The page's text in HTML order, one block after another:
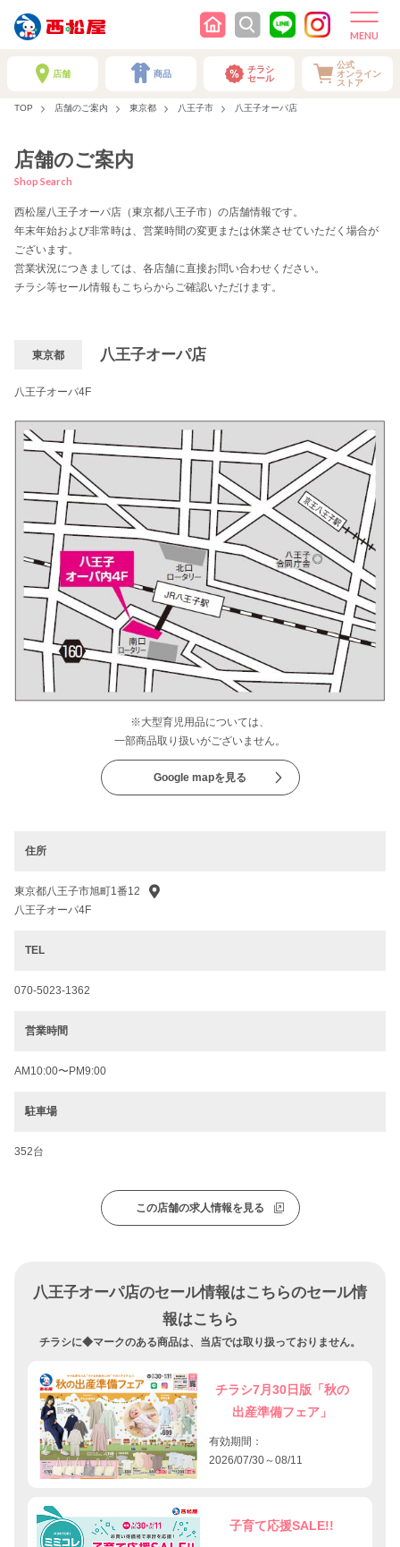
店舗 商品
チラシ
セール
公式
オンライン
ストア
TOP 店舗のご案内 東京都 八王子市 八王子オーパ店
店舗のご案内
Shop Search
西松屋八王子オーパ店（東京都八王子市）の店舗情報です。
年末年始および非常時は、営業時間の変更または休業させていただく場合が
ございます。
営業状況につきましては、各店舗に直接お問い合わせください。
チラシ等セール情報もこちらからご確認いただけます。
東京都 八王子オーパ店
八王子オーパ4F
※大型育児用品については、
一部商品取り扱いがございません。
Google mapを見る
住所
東京都八王子市旭町1番12
八王子オーパ4F
TEL
070-5023-1362
営業時間
AM10:00〜PM9:00
駐車場
352台
この店舗の求人情報を見る
八王子オーパ店のセール情報はこちらのセール情
報はこちら
チラシに◆マークのある商品は、当店では取り扱っておりません。
チラシ7月30日版「秋の
出産準備フェア」
有効期間：
2026/07/30～08/11
子育て応援SALE!!